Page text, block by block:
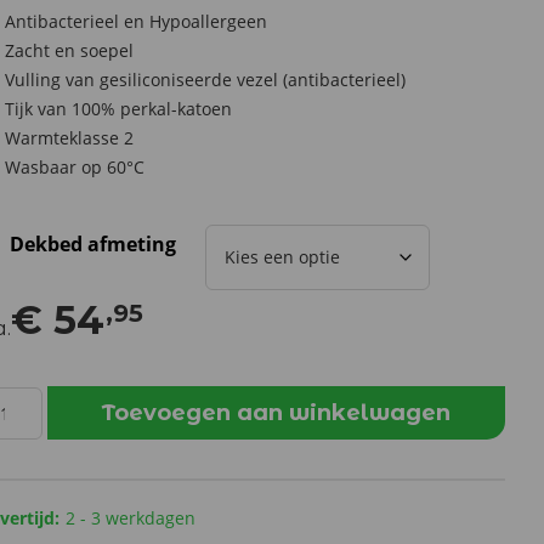
Antibacterieel en Hypoallergeen
Zacht en soepel
Vulling van gesiliconiseerde vezel (antibacterieel)
Tijk van 100% perkal-katoen
Warmteklasse 2
Wasbaar op 60°C
Dekbed afmeting
€ 54,95
Toevoegen aan winkelwagen
2 - 3 werkdagen